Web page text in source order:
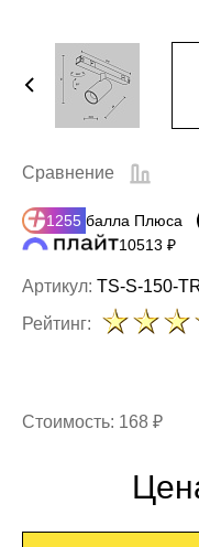
Артикул: TS-S-150-
Сравнение
1255 балла Плюса
10513 ₽
Рейтинг:
Стоимость: 168 ₽